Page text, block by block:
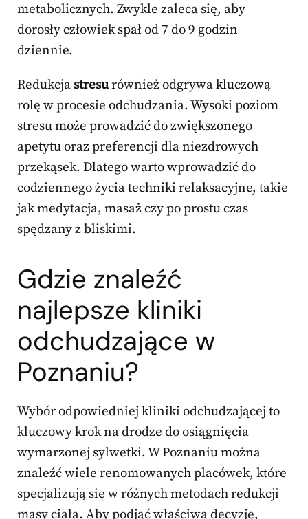
metabolicznych. Zwykle zaleca się, aby
dorosły człowiek spał od 7 do 9 godzin
dziennie.
Redukcja stresurównież odgrywa kluczową
rolę w procesie odchudzania. Wysoki poziom
stresu może prowadzić do zwiększonego
apetytu oraz preferencji dla niezdrowych
przekąsek. Dlatego warto wprowadzić do
codziennego życia techniki relaksacyjne, takie
jak medytacja, masaż czy po prostu czas
spędzany z bliskimi.
Gdzie znaleźć
najlepsze kliniki
odchudzające w
Poznaniu?
Wybór odpowiedniej kliniki odchudzającej to
kluczowy krok na drodze do osiągnięcia
wymarzonej sylwetki. W Poznaniu można
znaleźć wiele renomowanych placówek, które
specjalizują się w różnych metodach redukcji
masy ciała. Aby podjąć właściwą decyzję,